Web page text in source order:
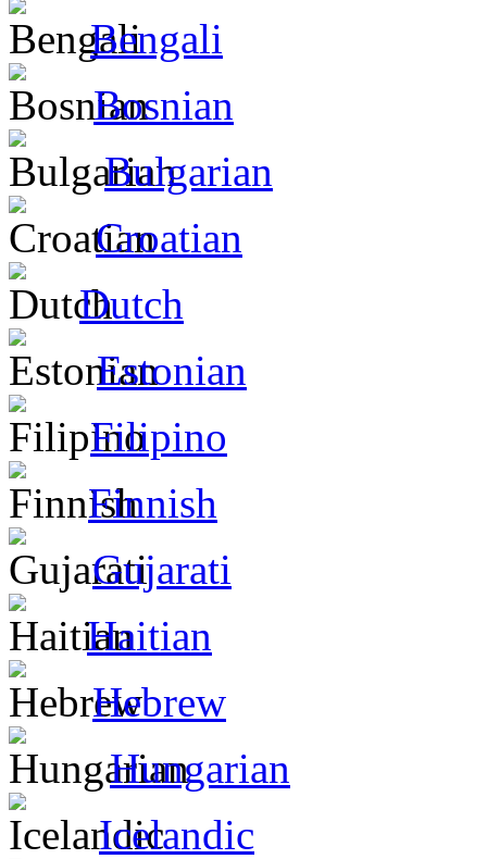
Bengali
Bosnian
Bulgarian
Croatian
Dutch
Estonian
Filipino
Finnish
Gujarati
Haitian
Hebrew
Hungarian
Icelandic